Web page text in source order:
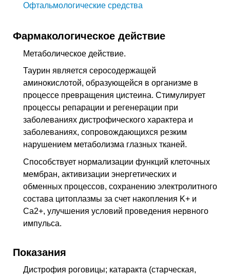
Офтальмологические средства
Фармакологическое действие
Метаболическое действие.
Таурин является серосодержащей
аминокислотой, образующейся в организме в
процессе превращения цистеина. Стимулирует
процессы репарации и регенерации при
заболеваниях дистрофического характера и
заболеваниях, сопровождающихся резким
нарушением метаболизма глазных тканей.
Способствует нормализации функций клеточных
мембран, активизации энергетических и
обменных процессов, сохранению электролитного
состава цитоплазмы за счет накопления K+ и
Ca2+, улучшения условий проведения нервного
импульса.
Показания
Дистрофия роговицы; катаракта (старческая,